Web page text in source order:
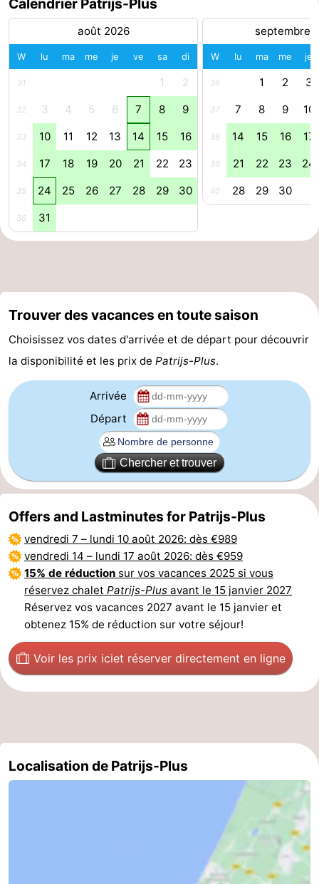
Schoorlse
Duinen
Bergen
aan
Zee
-
Bergen
Alkmaar
Noordhollands
duinreservaat
aan
Nature
Zandvoort
Hollande-
Méridionale
-
Hollands
Katwijk
-
La
Haye
-
Rotterdam
-
Rockanje
Météo
Contact
août 2026
W lu ma me je ve sa di
31 1 2
32 3 4 5 6 7 8 9
33 10 11 12 13 14 15 16
34 17 18 19 20 21 22 23
35 24 25 26 27 28 29 30
36 31
septembre
W lu ma me je
36 1 2 3
37 7 8 9 10
38 14 15 16 17
39 21 22 23 24
40 28 29 30
Trouver des vacances en toute saison
Choisissez vos dates d'arrivée et de départ pour découvrir
la disponibilité et les prix de Patrijs-Plus.
Arrivée
Départ
Chercher et trouver
Offers and Lastminutes for Patrijs-Plus
vendredi 7 – lundi 10 août 2026: dès €989
vendredi 14 – lundi 17 août 2026: dès €959
15% de réduction sur vos vacances 2025 si vous
réservez chalet Patrijs-Plus avant le 15 janvier 2027
Réservez vos vacances 2027 avant le 15 janvier et
obtenez 15% de réduction sur votre séjour!
Voir les prix iciet réserver directement en ligne
Localisation de Patrijs-Plus